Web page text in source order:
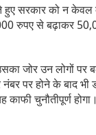
हुए सरकार को न केवल
रुपए से बढ़ाकर
जोर उन लोगों पर
पर होने के बाद भी
चुनौतीपूर्ण होगा।